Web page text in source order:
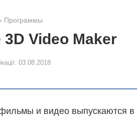
Программы
3D Video Maker
03.08.2018
и видео выпускаются в